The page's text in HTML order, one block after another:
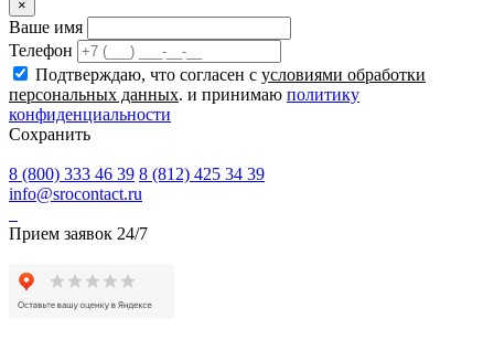
×
Ваше имя
Телефон
Подтверждаю, что согласен с условиями обработки
персональных данных. и принимаю политику
конфиденциальности
Сохранить
8 (800) 333 46 39 8 (812) 425 34 39
info@srocontact.ru
Прием заявок 24/7